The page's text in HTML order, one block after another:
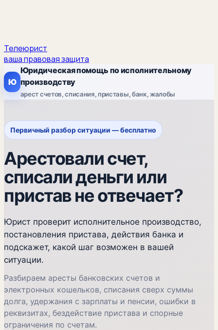
Телеюрист
ваша правовая защита
Ю
Юридическая помощь по исполнительному
производству
арест счетов, списания, приставы, банк, жалобы
Первичный разбор ситуации — бесплатно
Арестовали счет,
списали деньги или
пристав не отвечает?
Юрист проверит исполнительное производство,
постановления пристава, действия банка и
подскажет, какой шаг возможен в вашей
ситуации.
Разбираем аресты банковских счетов и
электронных кошельков, списания сверх суммы
долга, удержания с зарплаты и пенсии, ошибки в
реквизитах, бездействие пристава и спорные
ограничения по счетам.